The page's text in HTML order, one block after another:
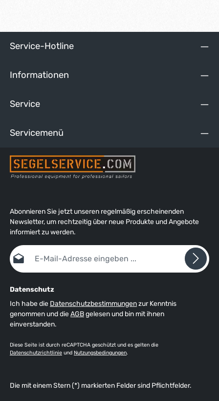
Service-Hotline
Informationen
Service
Servicemenü
Abonnieren Sie jetzt unseren regelmäßig erscheinenden
Newsletter, um rechtzeitig über neue Produkte und Angebote
informiert zu werden.
E-Mail-Adresse*
Datenschutz
Ich habe die Datenschutzbestimmungenzur Kenntnis
genommen und dieAGBgelesen und bin mit ihnen
einverstanden.
Diese Seite ist durch reCAPTCHA geschützt und es gelten die
Datenschutzrichtlinie und Nutzungsbedingungen.
Die mit einem Stern (*) markierten Felder sind Pflichtfelder.